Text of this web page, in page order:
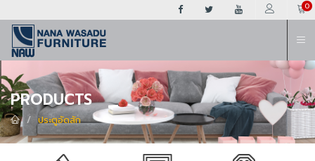
0
PRODUCTS
ประตูอัดสัก